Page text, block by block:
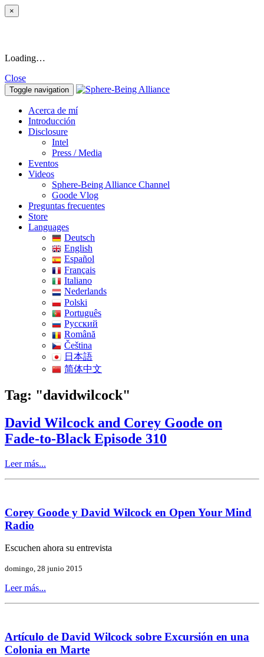
×
Loading…
Close
Toggle navigation
Acerca de mí
Introducción
Disclosure
Intel
Press / Media
Eventos
Videos
Sphere-Being Alliance Channel
Goode Vlog
Preguntas frecuentes
Store
Languages
Deutsch
English
Español
Français
Italiano
Nederlands
Polski
Português
Pусский
Română
Čeština
日本語
简体中文
Tag: "davidwilcock"
David Wilcock and Corey Goode on
Fade-to-Black Episode 310
Leer más...
Corey Goode y David Wilcock en Open Your Mind
Radio
Escuchen ahora su entrevista
domingo, 28 junio 2015
Leer más...
Artículo de David Wilcock sobre Excursión en una
Colonia en Marte